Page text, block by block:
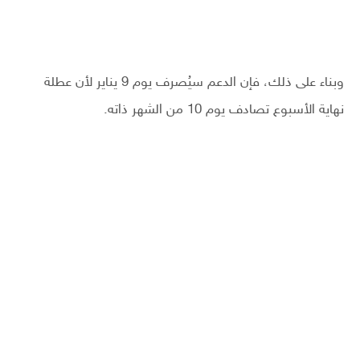
وبناء على ذلك، فإن الدعم سيُصرف يوم 9 يناير لأن عطلة
نهاية الأسبوع تصادف يوم 10 من الشهر ذاته.